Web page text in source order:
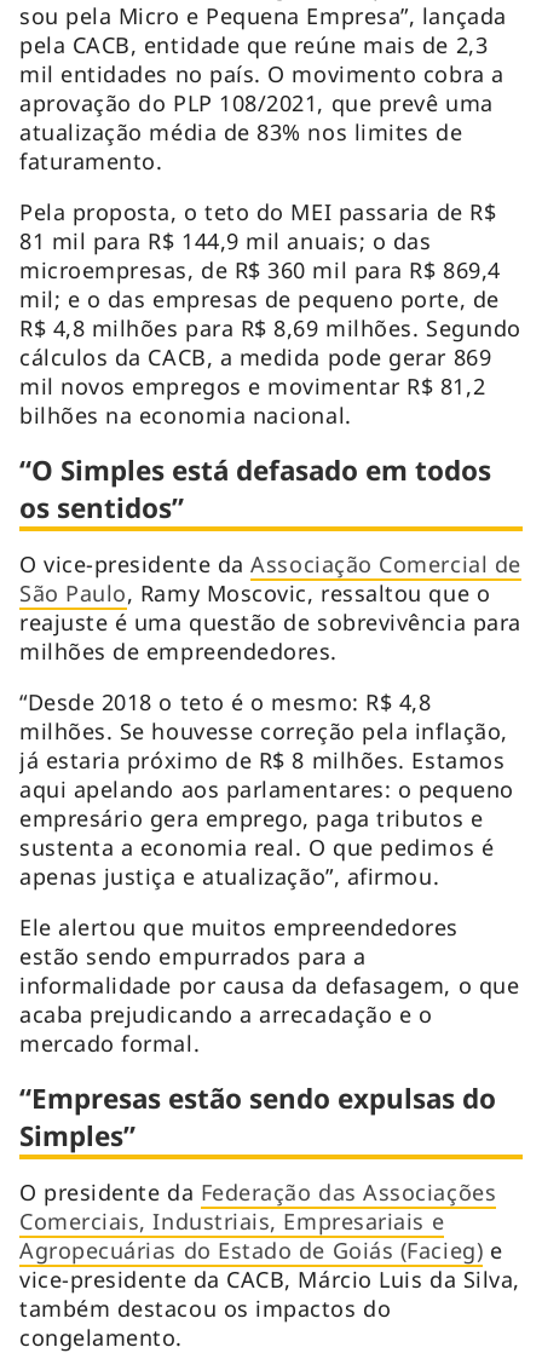
sou pela Micro e Pequena Empresa”, lançada
pela CACB, entidade que reúne mais de 2,3
mil entidades no país. O movimento cobra a
aprovação do PLP 108/2021, que prevê uma
atualização média de 83% nos limites de
faturamento.
Pela proposta, o teto do MEI passaria de R$
81 mil para R$ 144,9 mil anuais; o das
microempresas, de R$ 360 mil para R$ 869,4
mil; e o das empresas de pequeno porte, de
R$ 4,8 milhões para R$ 8,69 milhões. Segundo
cálculos da CACB, a medida pode gerar 869
mil novos empregos e movimentar R$ 81,2
bilhões na economia nacional.
“O Simples está defasado em todos
os sentidos”
O vice-presidente daAssociação Comercial de
São Paulo, Ramy Moscovic, ressaltou que o
reajuste é uma questão de sobrevivência para
milhões de empreendedores.
“Desde 2018 o teto é o mesmo: R$ 4,8
milhões. Se houvesse correção pela inflação,
já estaria próximo de R$ 8 milhões. Estamos
aqui apelando aos parlamentares: o pequeno
empresário gera emprego, paga tributos e
sustenta a economia real. O que pedimos é
apenas justiça e atualização”, afirmou.
Ele alertou que muitos empreendedores
estão sendo empurrados para a
informalidade por causa da defasagem, o que
acaba prejudicando a arrecadação e o
mercado formal.
“Empresas estão sendo expulsas do
Simples”
O presidente da Federação das Associações
Comerciais, Industriais, Empresariais e
Agropecuárias do Estado de Goiás (Facieg) e
vice-presidente da CACB, Márcio Luis da Silva,
também destacou os impactos do
congelamento.